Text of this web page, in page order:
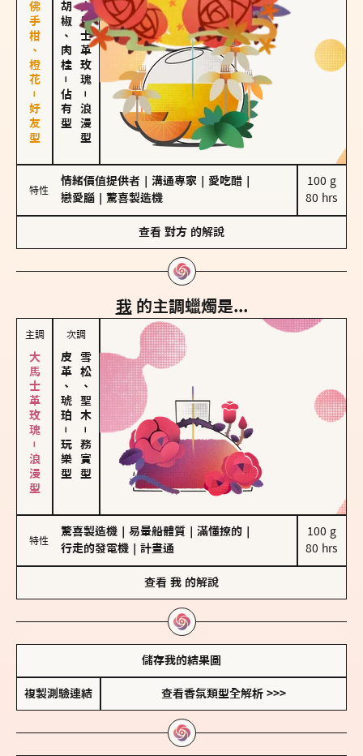
佛手柑、橙花－好友型 胡椒、肉桂
－
佔有型
大馬士革玫瑰
－
浪漫型
特性
情緒價值提供者 溝通專家 愛吃醋
戀愛腦
驚喜製造機
100 g
80 hrs
查看 對方 的解說
我 的主調蠟燭是...
主調
大馬士革玫瑰－浪漫型
次調
皮革、琥珀
－
玩樂型
雪松、聖木
－
務實型
特性
驚喜製造機 易暈船體質 滿懂撩的
行走的發電機
計畫通
100 g
80 hrs
查看 我 的解說
儲存我的結果圖
複製測驗連結 查看香氛類型全解析 >>>